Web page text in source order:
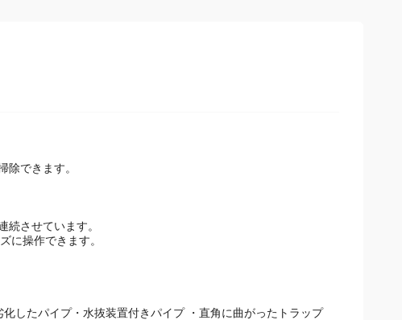
除できます。
させています。
に操作できます。
したパイプ・水抜装置付きパイプ ・直角に曲がったトラップ